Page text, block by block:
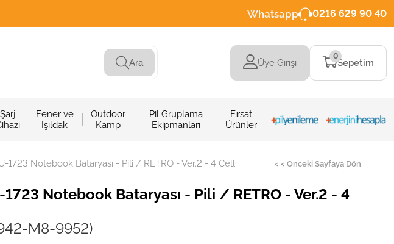
Whatsapp 0216 629 90 40
Ara Üye Girişi Sepetim
0
Şarj
Fener ve
Işıldak
Outdoor
Kamp
Pil Gruplama
Ekipmanları
Fırsat
Ürünler
1723 Notebook Bataryası - Pili / RETRO - Ver.2 - 4 Cell < < Önceki Sayfaya Dön
1723 Notebook Bataryası - Pili / RETRO - Ver.2 - 4
M8-9952)